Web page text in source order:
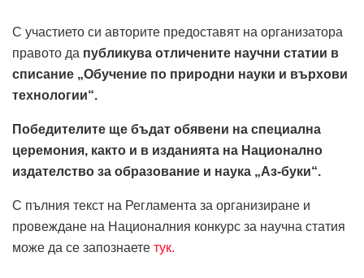
С участието си авторите предоставят на организатора
правото да публикува отличените научни статии в
списание „Обучение по природни науки и върхови
технологии“.
Победителите ще бъдат обявени на специална
церемония, както и в изданията на Национално
издателство за образование и наука „Аз-буки“.
С пълния текст на Регламента за организиране и
провеждане на Националния конкурс за научна статия
може да се запознаете тук.